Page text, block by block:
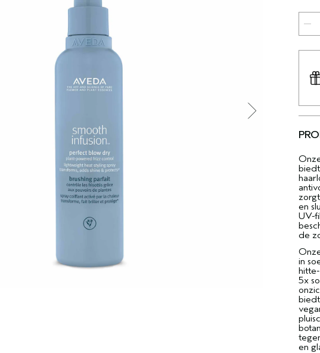
en
UV-
de
in
5x
en